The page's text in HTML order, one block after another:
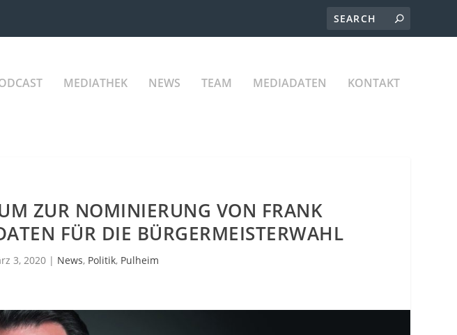
MEDIATHEK NEWS TEAM MEDIADATEN KONTAKT
ZUR NOMINIERUNG VON FRANK
FÜR DIE BÜRGERMEISTERWAHL
3, 2020 | News, Politik, Pulheim